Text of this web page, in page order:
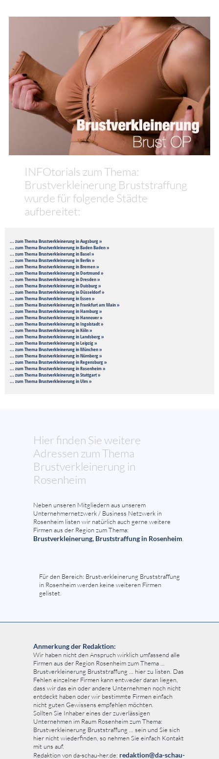
INFOtorials zum Thema:
Brustverkleinerung Bruststraffung
wurde für folgende Städte
aufbereitet:
... zum Thema Brustverkleinerung in Augsburg »
... zum Thema Brustverkleinerung in Baden Baden »
... zum Thema Brustverkleinerung in Basel »
... zum Thema Brustverkleinerung in Berlin »
... zum Thema Brustverkleinerung in Bremen »
... zum Thema Brustverkleinerung in Dortmund »
... zum Thema Brustverkleinerung in Dresden »
... zum Thema Brustverkleinerung in Duisburg »
... zum Thema Brustverkleinerung in Düsseldorf »
... zum Thema Brustverkleinerung in Essen »
... zum Thema Brustverkleinerung in Frankfurt am Main »
... zum Thema Brustverkleinerung in Hamburg »
... zum Thema Brustverkleinerung in Hannover »
... zum Thema Brustverkleinerung in Ingolstadt »
... zum Thema Brustverkleinerung in Köln »
... zum Thema Brustverkleinerung in Landsberg »
... zum Thema Brustverkleinerung in Leipzig »
... zum Thema Brustverkleinerung in München »
... zum Thema Brustverkleinerung in Nürnberg »
... zum Thema Brustverkleinerung in Regensburg »
... zum Thema Brustverkleinerung in Rosenheim »
... zum Thema Brustverkleinerung in Stuttgart »
... zum Thema Brustverkleinerung in Ulm »
Hier finden Sie weitere
Adressen zum Thema
Brustverkleinerung in
Rosenheim
Neben unseren Mitgliedern aus unserem
Unternehmernetzwerk / Business Netzwerk in
Rosenheim listen wir natürlich auch gerne weitere
Firmen aus der Region zum Thema:
Brustverkleinerung, Bruststraffung in Rosenheim.
Für den Bereich: Brustverkleinerung Bruststraffung
in Rosenheim werden keine weiteren Firmen
gelistet.
Anmerkung der Redaktion:
Wir haben nicht den Anspruch wirklich umfassend alle
Firmen aus der Region Rosenheim zum Thema ...
Brustverkleinerung Bruststraffung ... hier zu listen. Das
Fehlen einzelner Firmen kann entweder daran liegen,
dass wir das ein oder andere Unternehmen noch nicht
entdeckt haben oder wir bestimmte Firmen einfach
nicht guten Gewissens empfehlen möchten.
Sollten Sie Inhaber eines der zuverlässigen
Unternehmen im Raum Rosenheim zum Thema:
Brustverkleinerung Bruststraffung ... sein und Sie sich
hier nicht wiederfinden, so nehmen Sie einfach Kontakt
mit uns auf.
Redaktion von da-schau-her.de: redaktion@da-schau-